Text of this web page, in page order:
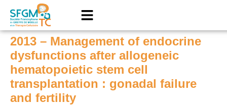
2013 – Management of endocrine
dysfunctions after allogeneic
hematopoietic stem cell
transplantation : gonadal failure
and fertility